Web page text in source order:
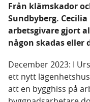
Från klämskador
Sundbyberg.
arbetsgivare gjort
någon skadas eller
December 2023: I
ett nytt
att en bygghiss på